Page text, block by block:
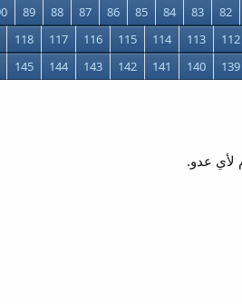
82
83
84
85
86
87
88
89
112
113
114
115
116
117
118
139
140
141
142
143
144
145
لأي عدو.